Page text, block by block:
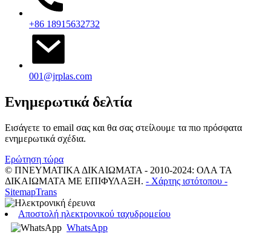
+86 18915632732
001@jrplas.com
Ενημερωτικά δελτία
Εισάγετε το email σας και θα σας στείλουμε τα πιο πρόσφατα
ενημερωτικά σχέδια.
Ερώτηση τώρα
© ΠΝΕΥΜΑΤΙΚΑ ΔΙΚΑΙΩΜΑΤΑ - 2010-2024: ΟΛΑ ΤΑ
ΔΙΚΑΙΩΜΑΤΑ ΜΕ ΕΠΙΦΥΛΑΞΗ. - Χάρτης ιστότοπου -
SitemapTrans
Αποστολή ηλεκτρονικού ταχυδρομείου
WhatsApp